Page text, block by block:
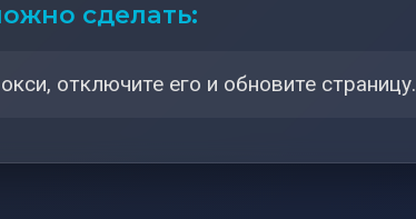
сделать:
отключите его и обновите страницу.